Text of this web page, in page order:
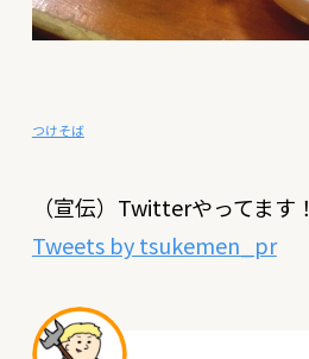
つけそば
（宣伝）Twitterやってます！
Tweets by tsukemen_pr